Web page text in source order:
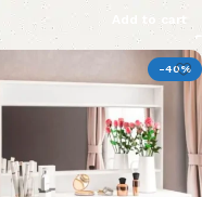
Add to cart
-40%